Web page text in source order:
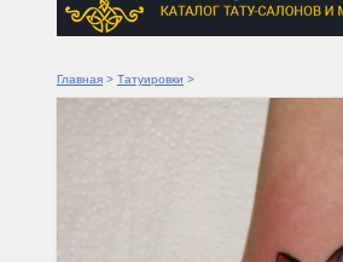
Главная > Татуировки >